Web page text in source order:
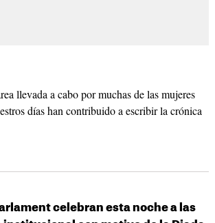
llevada a cabo por muchas de las mujeres
días han contribuido a escribir la crónica
celebran esta noche a las